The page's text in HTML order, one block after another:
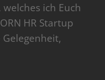
ich Euch
HR Startup